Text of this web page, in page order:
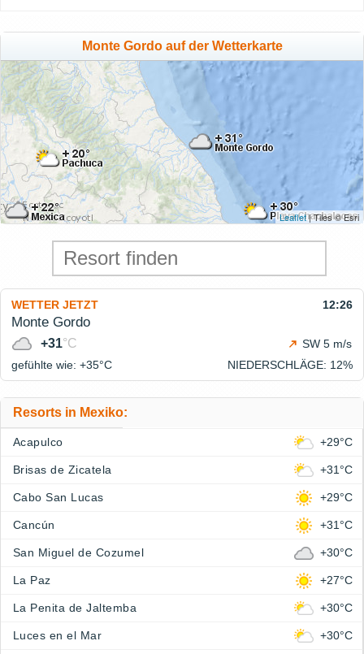
Monte Gordo auf der Wetterkarte
Leaflet| Tiles © Esri
WETTER JETZT 12:26
Monte Gordo
+31°C
SW 5 m/s
gefühlte wie: +35°C NIEDERSCHLÄGE: 12%
Resorts in Mexiko:
Acapulco +29°C
Brisas de Zicatela +31°C
Cabo San Lucas +29°C
Cancún +31°C
San Miguel de Cozumel +30°C
La Paz +27°C
La Penita de Jaltemba +30°C
Luces en el Mar +30°C